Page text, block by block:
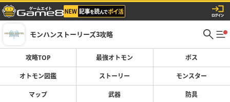
モンハンストーリーズ3攻略
攻略TOP 最強オトモン ボス
オトモン図鑑 ストーリー モンスター
マップ 武器 防具